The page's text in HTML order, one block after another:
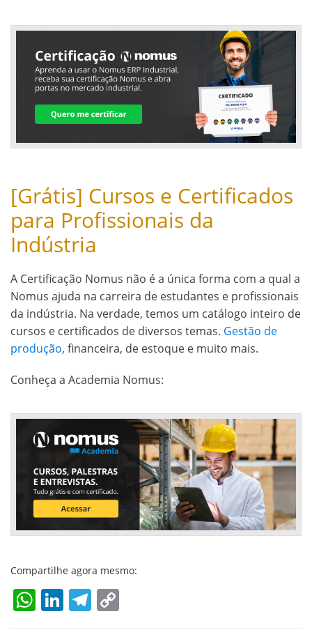
[Grátis] Cursos e Certificados
para Profissionais da
Indústria
A Certificação Nomus não é a única forma com a qual a
Nomus ajuda na carreira de estudantes e profissionais
da indústria. Na verdade, temos um catálogo inteiro de
cursos e certificados de diversos temas. Gestão de
produção, financeira, de estoque e muito mais.
Conheça a Academia Nomus:
Compartilhe agora mesmo:
WhatsApp
LinkedIn
Telegram